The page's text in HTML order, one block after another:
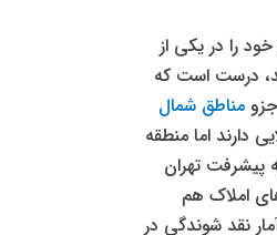
را در یکی از
درست است که
مناطق شمال
دارند اما منطقه
به پیشرفت تهران
املاک هم
5 بیشترین آمار نقد شوندگی در